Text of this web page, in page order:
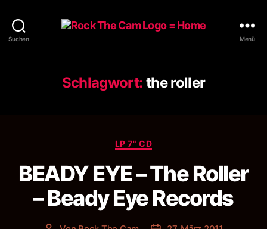
Suchen Menü
Schlagwort: the roller
Kategorien
LP 7" CD
BEADY EYE – The Roller
– Beady Eye Records